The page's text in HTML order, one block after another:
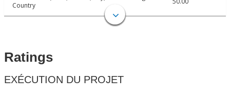
Country
Ratings
EXÉCUTION DU PROJET